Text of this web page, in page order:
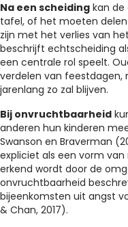
Na een scheiding kan de
tafel, of het moeten
zijn met het verlies van
beschrijft echtscheiding
een centrale rol speelt.
verdelen van
jarenlang zo zal blijven.
Bij onvruchtbaarheid
anderen hun kinderen
Swanson en Braverman
expliciet als een vorm
erkend wordt door de
onvruchtbaarheid
bijeenkomsten uit angst
& Chan, 2017).